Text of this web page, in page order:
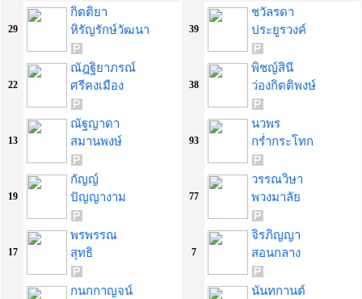
29
กิตติยา
หิรัญรักษ์วัฒนา
22
ณัฎฐิยาภรณ์
ศรีคงเมือง
13
ณัฐญาดา
สมานพงษ์
19
กัญญ์
ปัญญางาม
17
พรพรรณ
สุทธิ
กนกกาญจน์
39
ชวัลรดา
ประยูรวงค์
38
พิชญ์สินี
ว่องกิตติพงษ์
93
นวพร
กร่ำกระโทก
77
วรรณวิษา
พวงมาลัย
7
จิรภิญญา
สอนกลาง
นันทกานต์